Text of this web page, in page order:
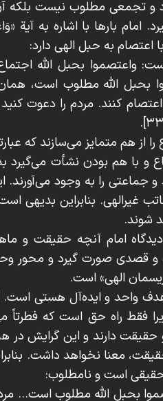
و تجمعی مطلوب نیست
بارها با اشاره به آیة
واعتصموا بحبل الله
بحبل الله مطلوب است،
کنند. مردم را دعوت
هم متمایز می‌سازند که
و با هم بودن نشأت می‌گیرد
جماعتی را به وجود
غیرالهی. بنابراین بدیهی
شوند.
امام آنچه حقیقت و
و قصدی صورت ‌گیرد و
الهی» است.
واحد و ایده‌آل هستی
فقط راه حق است که
و حقیقت دارند و این گرایش
معنا نخواهد داشت.
است و نامطلوب:
بحبل الله مطلوب است...